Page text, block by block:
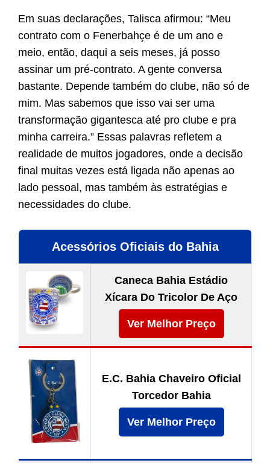
Em suas declarações, Talisca afirmou: “Meu
contrato com o Fenerbahçe é de um ano e
meio, então, daqui a seis meses, já posso
assinar um pré-contrato. A gente conversa
bastante. Depende também do clube, não só de
mim. Mas sabemos que isso vai ser uma
transformação gigantesca até pro clube e pra
minha carreira.” Essas palavras refletem a
realidade de muitos jogadores, onde a decisão
final muitas vezes está ligada não apenas ao
lado pessoal, mas também às estratégias e
necessidades do clube.
Acessórios Oficiais do Bahia
Caneca Bahia Estádio
Xícara Do Tricolor De Aço
Ver Melhor Preço
E.C. Bahia Chaveiro Oficial
Torcedor Bahia
Ver Melhor Preço